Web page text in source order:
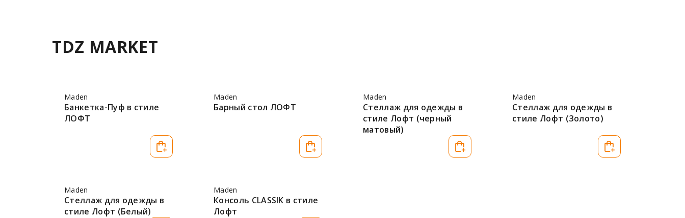
TDZ MARKET
Maden
Банкетка-Пуф в стиле
ЛОФТ
Maden
Барный стол ЛОФТ
Maden
Стеллаж для одежды в
стиле Лофт (черный
матовый)
Maden
Стеллаж для одежды в
стиле Лофт (Золото)
Maden
Стеллаж для одежды в
стиле Лофт (Белый)
Maden
Консоль CLASSIK в стиле
Лофт